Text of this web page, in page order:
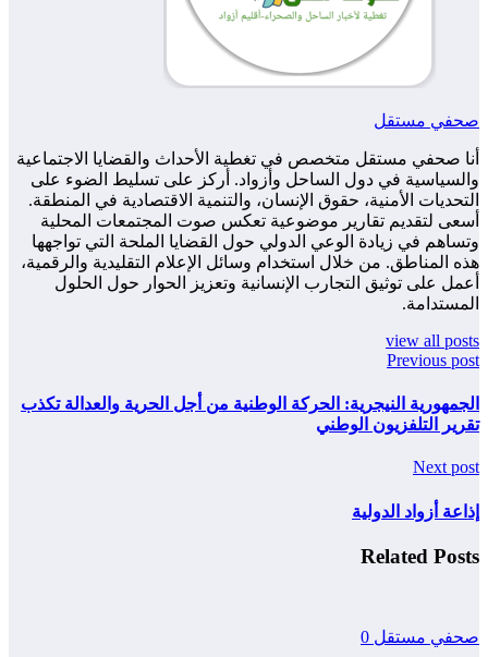
صحفي مستقل
أنا صحفي مستقل متخصص في تغطية الأحداث والقضايا الاجتماعية
والسياسية في دول الساحل وأزواد. أركز على تسليط الضوء على
التحديات الأمنية، حقوق الإنسان، والتنمية الاقتصادية في المنطقة.
أسعى لتقديم تقارير موضوعية تعكس صوت المجتمعات المحلية
وتساهم في زيادة الوعي الدولي حول القضايا الملحة التي تواجهها
هذه المناطق. من خلال استخدام وسائل الإعلام التقليدية والرقمية،
أعمل على توثيق التجارب الإنسانية وتعزيز الحوار حول الحلول
المستدامة.
view all posts
Previous post
الجمهورية النيجرية: الحركة الوطنية من أجل الحرية والعدالة تكذب
تقرير التلفزيون الوطني
Next post
إذاعة أزواد الدولية
Related Posts
صحفي مستقل 0